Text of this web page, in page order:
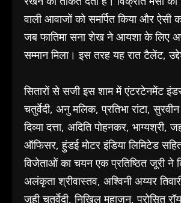
वाली आवाजों को समर्पित किया और
जब फातिमा सना शेख ने आयशा के लिए
सम्मान मिला। इस तरह यह रात टैलेंट,
सितारों से सजी इस शाम में एंटरटेनमेंट
चतुर्वेदी, अनु मलिक, प्रतिभा रांटा,
दिव्या दत्ता, अदिति पोहनकर,
ऑफिसर, हुंडई मोटर इंडिया लिमिटेड
विजेताओं का चयन एक प्रतिष्ठित जूरी ने
अलंकृता श्रीवास्तव, अश्विनी अय्यर
जूही चतुर्वेदी, निखिल महाजन, प्रोसित